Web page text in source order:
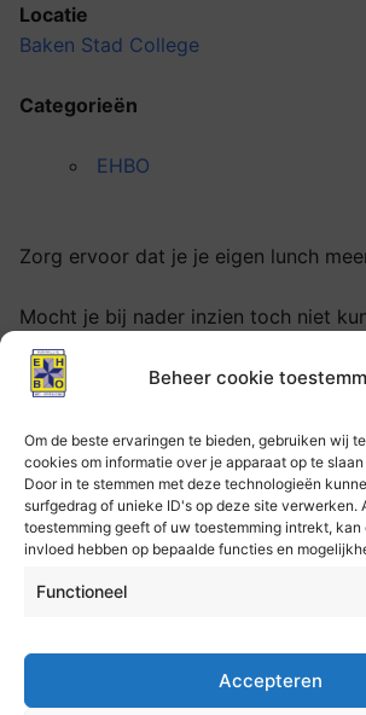
Beheer cookie
Om de beste ervaringen te bieden, gebruiken wij
cookies om informatie over je apparaat op te
Door in te stemmen met deze technologieën
surfgedrag of unieke ID's op deze site verwerken.
toestemming geeft of uw toestemming intrekt, kan
invloed hebben op bepaalde functies en
Functioneel
Accepteren
Locatie
Baken Stad College
Categorieën
EHBO
Zorg ervoor dat je je eigen lunch
Mocht je bij nader inzien toch niet
op tijd af door je reservering te
kan iemand anders dan in plaats van
Let op: vergeet niet dat je ook nog
bijwonen.
Reserveringen
voor deze les.